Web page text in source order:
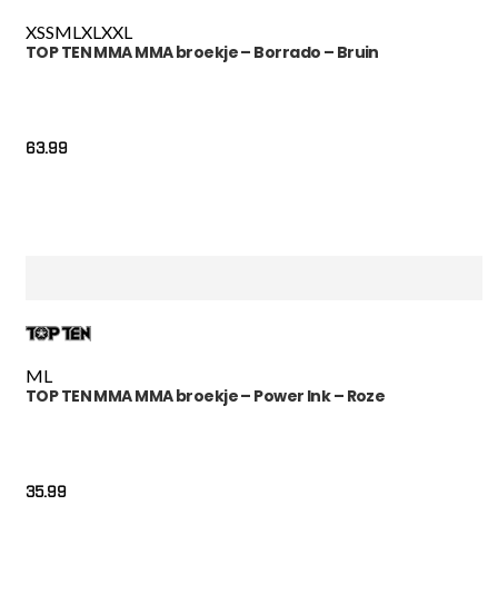
XSSMLXLXXL
TOP TEN MMA MMA broekje – Borrado – Bruin
63.99
ML
TOP TEN MMA MMA broekje – Power Ink – Roze
35.99